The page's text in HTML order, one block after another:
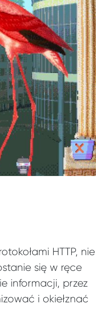
HTTP, nie
się w ręce
informacji, przez
i okiełznać